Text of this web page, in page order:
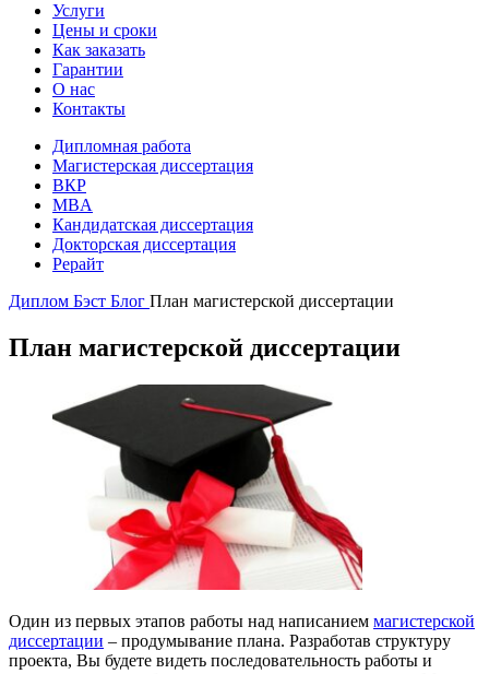
Услуги
Цены и сроки
Как заказать
Гарантии
О нас
Контакты
Дипломная работа
Магистерская диссертация
ВКР
MBA
Кандидатская диссертация
Докторская диссертация
Рерайт
Диплом Бэст Блог План магистерской диссертации
План магистерской диссертации
Один из первых этапов работы над написанием магистерской
диссертации – продумывание плана. Разработав структуру
проекта, Вы будете видеть последовательность работы и